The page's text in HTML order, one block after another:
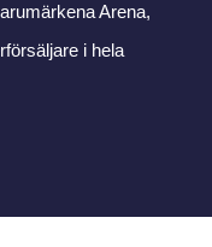
Arena,
i hela